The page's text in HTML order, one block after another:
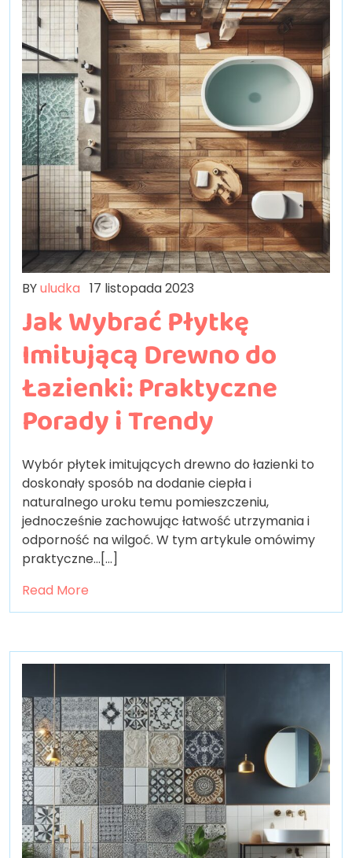
BYuludka 17 listopada 2023
Jak Wybrać Płytkę
Imitującą Drewno do
Łazienki: Praktyczne
Porady i Trendy
Wybór płytek imitujących drewno do łazienki to
doskonały sposób na dodanie ciepła i
naturalnego uroku temu pomieszczeniu,
jednocześnie zachowując łatwość utrzymania i
odporność na wilgoć. W tym artykule omówimy
praktyczne…[...]
Read More